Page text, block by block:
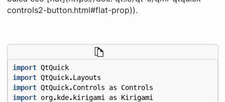
controls2-button.html#flat-prop)).
import QtQuick
import QtQuick.Layouts
import QtQuick.Controls as
Controls
import org. kde. kirigami as Kirigami